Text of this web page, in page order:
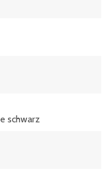
schwarz